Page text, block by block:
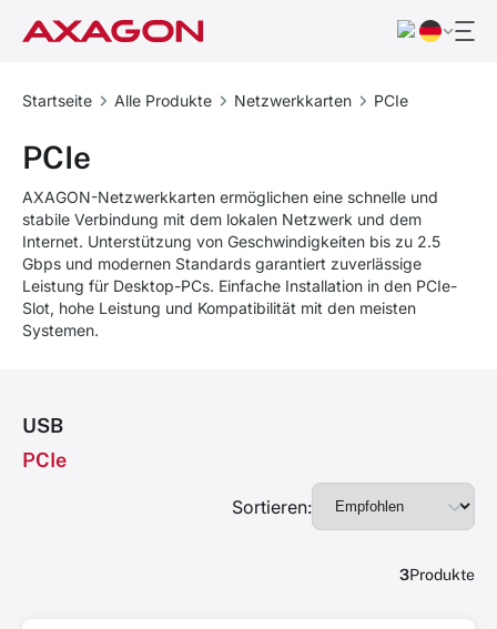
Startseite Alle Produkte Netzwerkkarten PCIe
PCIe
AXAGON-Netzwerkkarten ermöglichen eine schnelle und
stabile Verbindung mit dem lokalen Netzwerk und dem
Internet. Unterstützung von Geschwindigkeiten bis zu 2.5
Gbps und modernen Standards garantiert zuverlässige
Leistung für Desktop-PCs. Einfache Installation in den PCIe-
Slot, hohe Leistung und Kompatibilität mit den meisten
Systemen.
USB
PCIe
Sortieren:
3Produkte